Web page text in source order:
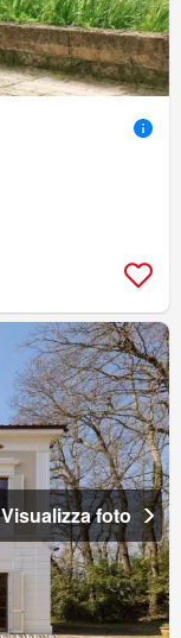
Visualizza foto